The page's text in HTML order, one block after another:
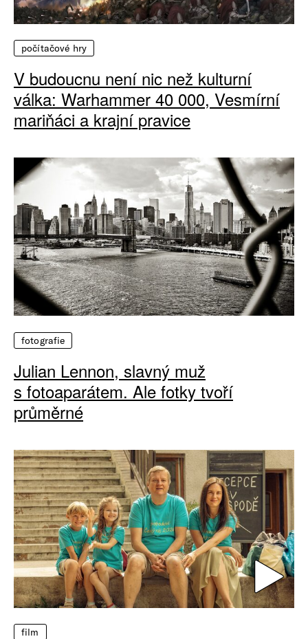
počítačové hry
V budoucnu není nic než kulturní
válka: Warhammer 40 000, Vesmírní
mariňáci a krajní pravice
fotografie
Julian Lennon, slavný muž
s fotoaparátem. Ale fotky tvoří
průměrné
film